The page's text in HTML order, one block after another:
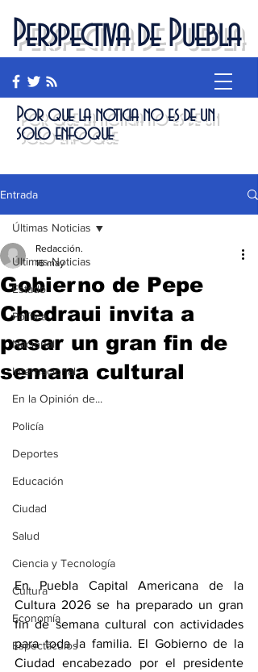
Perspectiva de Puebla
Por que la noticia no es de un
solo enfoque
Entrada
Últimas Noticias
Estado
Política
Nacional
Internacional
En la Opinión de...
Policía
Deportes
Educación
Ciudad
Salud
Ciencia y Tecnología
Cultura
Economía
Espectáculos
Últimas Noticias
Gobierno de Pepe
Chedraui invita a
pasar un gran fin de
semana cultural
Redacción.
16 may
En Puebla Capital Americana de la
Cultura 2026 se ha preparado un gran
fin de semana cultural con actividades
para toda la familia. El Gobierno de la
Ciudad encabezado por el presidente